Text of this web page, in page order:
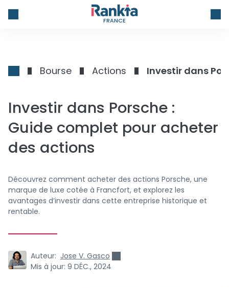
FRANCE
Bourse Actions Investir dans
Investir dans Porsche :
Guide complet pour acheter
des actions
Découvrez comment acheter des actions Porsche, une
marque de luxe cotée à Francfort, et explorez les
avantages d’investir dans cette entreprise historique et
rentable.
Auteur: Jose V. Gasco
Mis à jour: 9 DÉC., 2024